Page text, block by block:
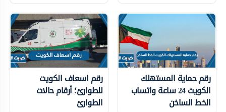
رقم حماية المستهلك
الكويت 24 ساعة واتساب
الخط الساخن
رقم اسعاف الكويت
للطوارئ؛ أرقام حالات
الطوارئ